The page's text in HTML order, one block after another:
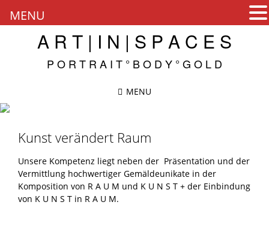
A R T | I N | S P A C E S
P O R T R A I T ° B O D Y ° G O L D
MENU
Kunst verändert Raum
Unsere Kompetenz liegt neben der Präsentation und der
Vermittlung hochwertiger Gemäldeunikate in der
Komposition von R A U M und K U N S T + der Einbindung
von K U N S T in R A U M.
MENU